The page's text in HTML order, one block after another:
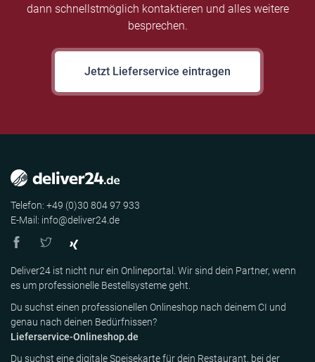
dann schnellstmöglich kontaktieren und alles weitere
besprechen.
Jetzt Lieferservice eintragen
Telefon: +49 (0)30 804 97 933
E-Mail: info@deliver24.de
Deliver24 ist nicht nur ein Onlineportal. Wir sind dein Partner, wenn
es um professionelle Bestellsysteme geht.
Du suchst einen professionellen Onlineshop nach deinem CI und
genau nach deinen Bedürfnissen?
Lieferservice-Onlineshop.de
Du suchst eine digitale Speisekarte für dein Restaurant, bei der